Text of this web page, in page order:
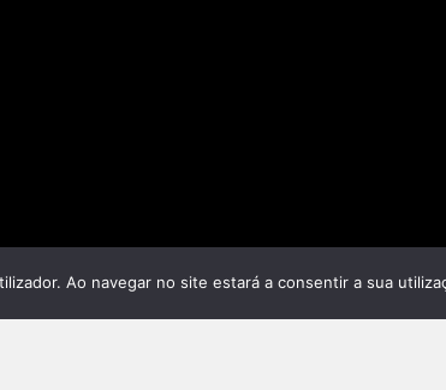
Ao navegar no site estará a consentir a sua